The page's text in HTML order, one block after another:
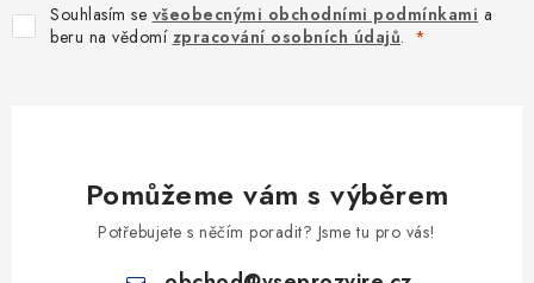
Souhlasím se všeobecnými obchodními podmínkami a
beru na vědomí zpracování osobních údajů.
Pomůžeme vám s výběrem
Potřebujete s něčím poradit? Jsme tu pro vás!